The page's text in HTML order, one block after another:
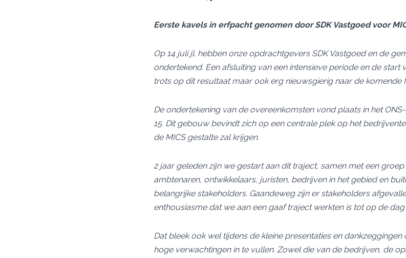
Eerste kavels in erfpacht genomen door SDK Vastgoed voor
Op 14 juli jl. hebben onze opdrachtgevers SDK Vastgoed en de
ondertekend. Een afsluiting van een intensieve periode en de start
trots op dit resultaat maar ook erg nieuwsgierig naar de komende
De ondertekening van de overeenkomsten vond plaats in het
15. Dit gebouw bevindt zich op een centrale plek op het
de MICS gestalte zal krijgen.
2 jaar geleden zijn we gestart aan dit traject, samen met een
ambtenaren, ontwikkelaars, juristen, bedrijven in het gebied en
belangrijke stakeholders. Gaandeweg zijn er stakeholders
enthousiasme dat we aan een gaaf traject werkten is tot op de
Dat bleek ook wel tijdens de kleine presentaties en
hoge verwachtingen in te vullen. Zowel die van de bedrijven, de